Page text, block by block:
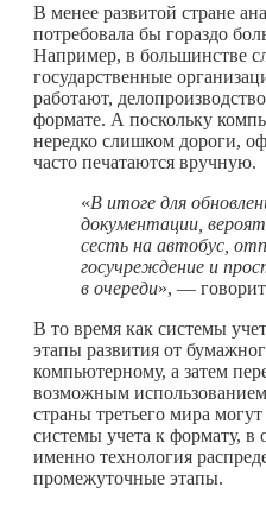
В менее развитой стране
потребовала бы гораздо
Например, в большинстве
государственные
работают,
формате. А поскольку
нередко слишком дороги,
часто печатаются вручную.
«В итоге для
документации,
сесть на автобус,
госучреждение и
в очереди», —
В то время как системы
этапы развития от
компьютерному, а затем
возможным
страны третьего мира
системы учета к формату, в
именно технология
промежуточные этапы.